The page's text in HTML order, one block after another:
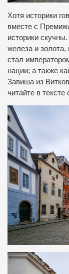
Хотя историки
вместе с
историки
железа и золота,
стал
нации; а также
Завиша из
читайте в тексте